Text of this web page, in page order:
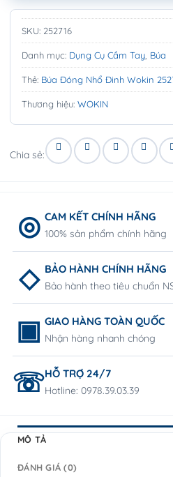
SKU: 252716
Danh mục: Dụng Cụ Cầm Tay Búa
Thẻ: Búa Đóng Nhổ Đinh Wokin
Thương hiệu: WOKIN
Chia sẻ:
CAM KẾT CHÍNH HÃNG
100% sản phẩm chính hãng
BẢO HÀNH CHÍNH HÃNG
Bảo hành theo tiêu chuẩn
GIAO HÀNG TOÀN QUỐC
Nhận hàng nhanh chóng
HỖ TRỢ 24/7
Hotline: 0978.39.03.39
MÔ TẢ
ĐÁNH GIÁ (0)